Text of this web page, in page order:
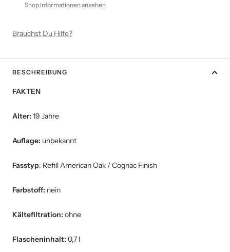
Shop Informationen ansehen
Brauchst Du Hilfe?
BESCHREIBUNG
FAKTEN
Alter: 19 Jahre
Auflage: unbekannt
Fasstyp: Refill American Oak / Cognac Finish
Farbstoff: nein
Kältefiltration: ohne
Flascheninhalt: 0,7 l